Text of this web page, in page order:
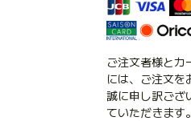
ご注文者様とカ
には、ご注文を
誠に申し訳ござ
ていただきます